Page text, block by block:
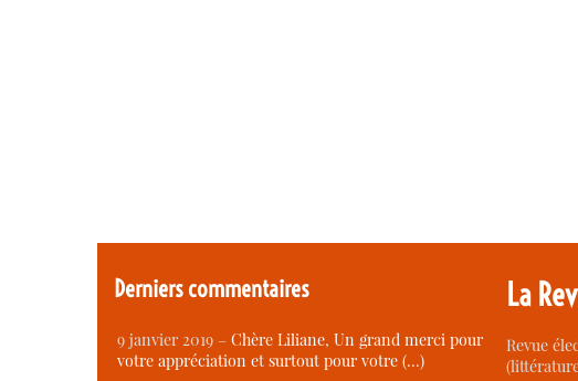
Derniers commentaires
9 janvier 2019 – Chère Liliane, Un grand merci pour
votre appréciation et surtout pour votre (…)
La
Revue